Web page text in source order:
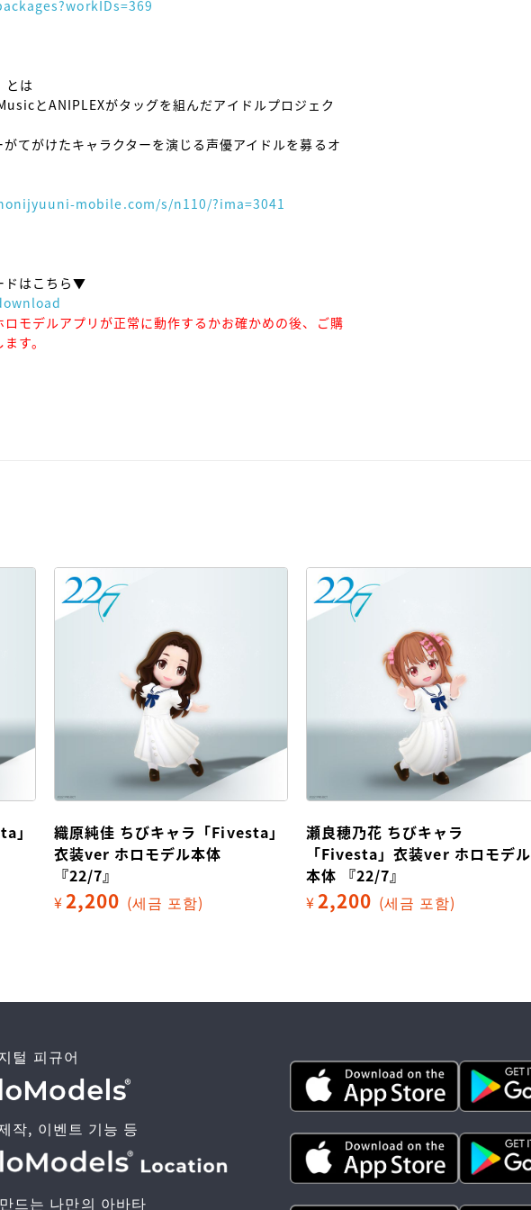
とは
とANIPLEXがタッグを組んだアイドルプロジェク
てがけたキャラクターを演じる声優アイドルを募るオ
mobile.com/s/n110/?ima=3041
モデルアプリが正常に動作するかお確かめの後、ご購
す。
」
織原純佳 ちびキャラ「Fivesta」
衣装ver ホロモデル本体
『22/7』
¥ 2,200 (세금 포함)
瀬良穂乃花 ちびキャラ
「Fivesta」衣装ver ホロモデル
本体 『22/7』
¥ 2,200 (세금 포함)
털 피규어
작, 이벤트 기능 등
드는 나만의 아바타